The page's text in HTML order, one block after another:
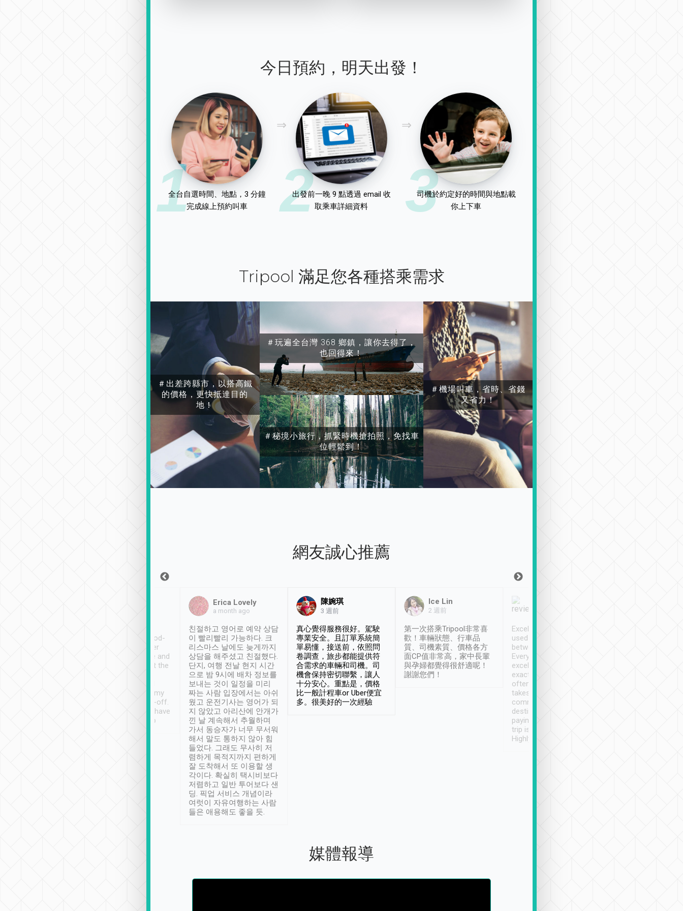
今日預約，明天出發！
1
全台自選時間、地點，3 分鐘
完成線上預約叫車
2
出發前一晚 9 點透過 email 收
取乘車詳細資料
3
司機於約定好的時間與地點載
你上下車
Tripool 滿足您各種搭乘需求
＃出差跨縣市，以搭高鐵
的價格，更快抵達目的
地！
＃玩遍全台灣 368 鄉鎮，讓你去得了，
也回得來！
＃秘境小旅行，抓緊時機搶拍照，免找車
位輕鬆到！
＃機場叫車，省時、省錢
又省力！
網友誠心推薦
service, vehicles in good-
condition and the driver
service was awesome and
thoughtful. Driver went the
have safely arrived at my
destination after drop-off.
Definitely something I have
not seen elsewhere 👍
Erica Lovely
a month ago
친절하고 영어로 예약 상담
이 빨리빨리 가능하다. 크
리스마스 날에도 늦게까지
상담을 해주셨고 친절했다.
단지, 여행 전날 현지 시간
으로 밤 9시에 배차 정보를
보내는 것이 일정을 미리
짜는 사람 입장에서는 아쉬
웠고 운전기사는 영어가 되
지 않았고 아리산에 안개가
낀 날 계속해서 추월하며
가서 동승자가 너무 무서워
해서 말도 통하지 않아 힘
들었다. 그래도 무사히 저
렴하게 목적지까지 편하게
잘 도착해서 또 이용할 생
각이다. 확실히 택시비보다
저렴하고 일반 투어보다 샌
딩. 픽업 서비스 개념이라
여럿이 자유여행하는 사람
들은 애용해도 좋을 듯.
陳婉琪
3 週前
真心覺得服務很好。駕駛
專業安全。且訂單系統簡
單易懂，接送前，依照問
卷調查，旅步都能提供符
合需求的車輛和司機。司
機會保持密切聯繫，讓人
十分安心。重點是，價格
比一般計程車or Uber便宜
多。很美好的一次經驗
Ice Lin
2 週前
第一次搭乘Tripool非常喜
歡！車輛狀態、行車品
質、司機素質、價格各方
面CP值非常高，家中長輩
與孕婦都覺得很舒適呢！
謝謝您們！
Excellent service. We have
used Tripool to travel
between cities in Taiwan.
Every driver has been
excellent and arrives
exactly on time. As there is
often limited English it
takes the difficulty out of
communicating the
destination details and
paying online prior to the
trip is very convenient.
Highly recommended
媒體報導